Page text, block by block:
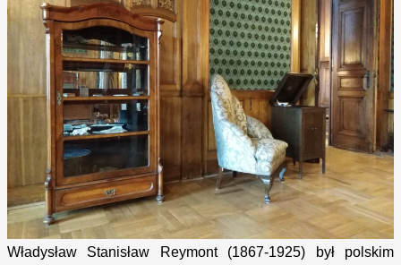
Władysław Stanisław Reymont (1867-1925) był polskim